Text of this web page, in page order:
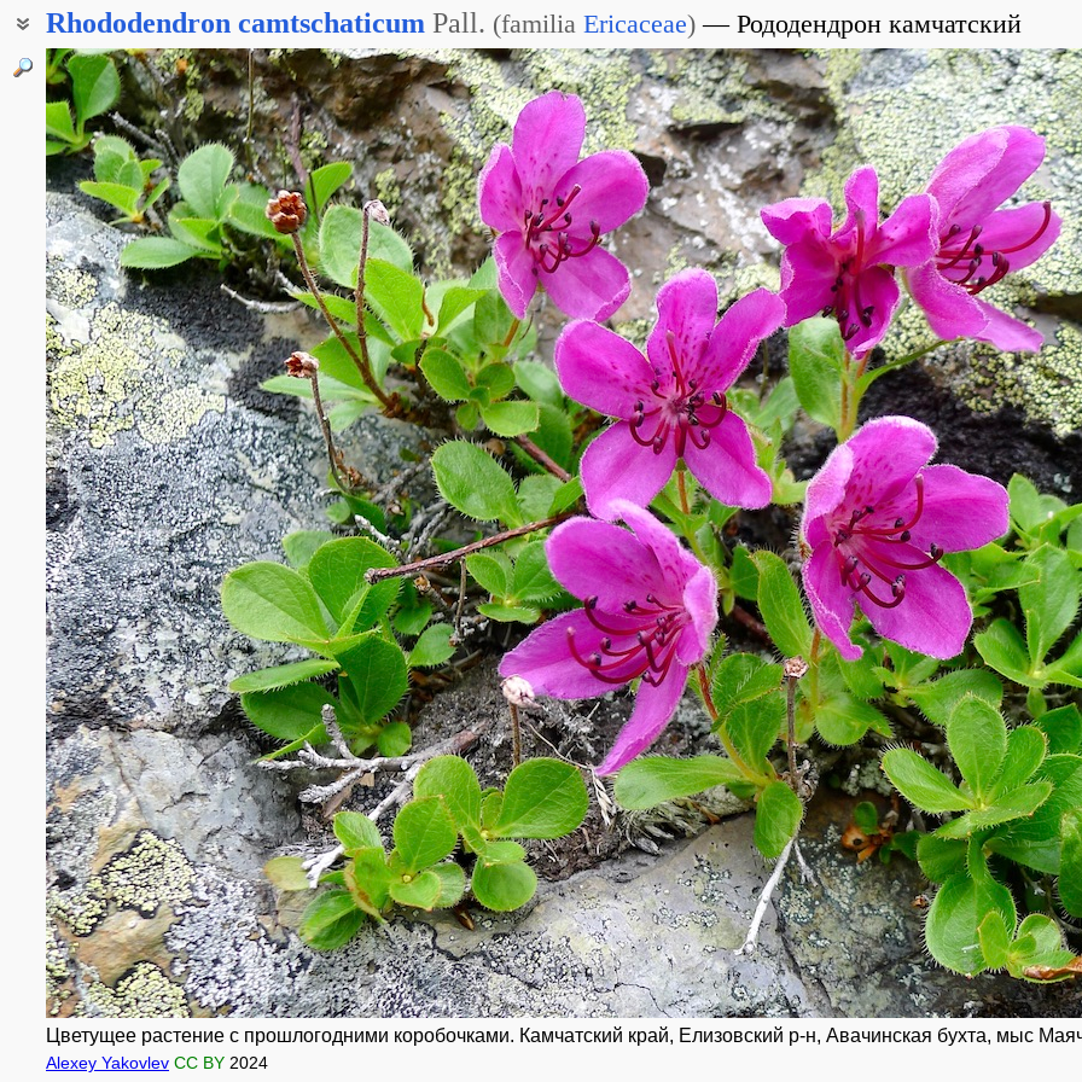
Rhododendron camtschaticum Pall. (familia Ericaceae) Рододендрон камчатский
Цветущее растение с прошлогодними коробочками. Камчатский край, Елизовский р-н, Авачинская бухта, мыс
Alexey Yakovlev CC BY 2024